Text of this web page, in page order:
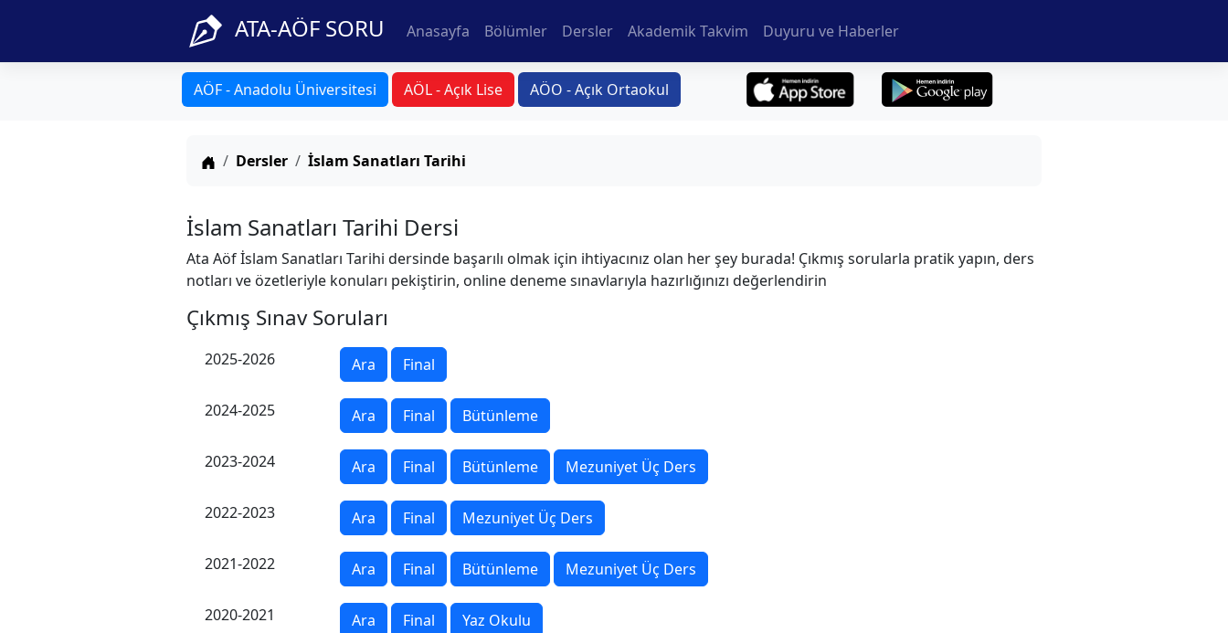
ATA-AÖF SORU Anasayfa Bölümler Dersler Akademik Takvim Duyuru ve Haberler
AÖF - Anadolu Üniversitesi AÖL - Açık Lise AÖO - Açık Ortaokul
Anasayfa
Dersler İslam Sanatları Tarihi
İslam Sanatları Tarihi Dersi
Ata Aöf İslam Sanatları Tarihi dersinde başarılı olmak için ihtiyacınız olan her şey burada! Çıkmış sorularla pratik yapın, ders
notları ve özetleriyle konuları pekiştirin, online deneme sınavlarıyla hazırlığınızı değerlendirin
Çıkmış Sınav Soruları
2025-2026 Ara Final
2024-2025 Ara Final Bütünleme
2023-2024 Ara Final Bütünleme Mezuniyet Üç Ders
2022-2023 Ara Final Mezuniyet Üç Ders
2021-2022 Ara Final Bütünleme Mezuniyet Üç Ders
2020-2021 Ara Final Yaz Okulu